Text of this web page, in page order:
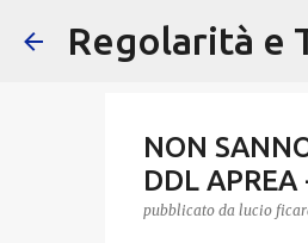
Regolarità e
NON
DDL
pubblicato da lucio